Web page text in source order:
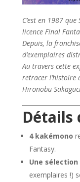
C’est en 1987
licence Final
Depuis, la
d’exemplaires
Au travers cette
retracer l’histoire
Hironobu
Détails
4 kakémono
Fantasy.
Une sélection
exemplaires !)